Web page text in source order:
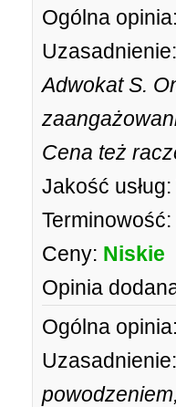
Ogólna opinia:
Uzasadnienie:
Adwokat S.
Cena też
Jakość usług:
Terminowość:
Ceny: Niskie
Opinia
Ogólna opinia:
Uzasadnienie: